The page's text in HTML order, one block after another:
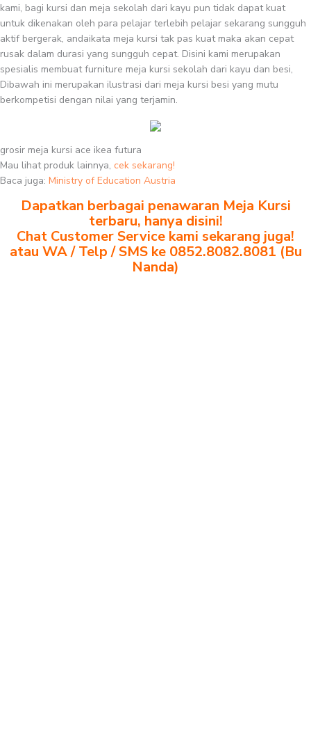
kami, bagi kursi dan meja sekolah dari kayu pun tidak dapat kuat
untuk dikenakan oleh para pelajar terlebih pelajar sekarang sungguh
aktif bergerak, andaikata meja kursi tak pas kuat maka akan cepat
rusak dalam durasi yang sungguh cepat. Disini kami merupakan
spesialis membuat furniture meja kursi sekolah dari kayu dan besi,
Dibawah ini merupakan ilustrasi dari meja kursi besi yang mutu
berkompetisi dengan nilai yang terjamin.
grosir meja kursi ace ikea futura
Mau lihat produk lainnya, cek sekarang!
Baca juga: Ministry of Education Austria
Dapatkan berbagai penawaran Meja Kursi
terbaru, hanya disini!
Chat Customer Service kami sekarang juga!
atau WA / Telp / SMS ke 0852.8082.8081 (Bu
Nanda)